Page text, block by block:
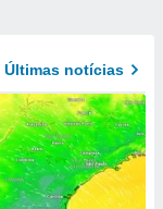
Últimas notícias